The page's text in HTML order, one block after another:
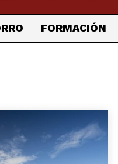
FORMACIÓN